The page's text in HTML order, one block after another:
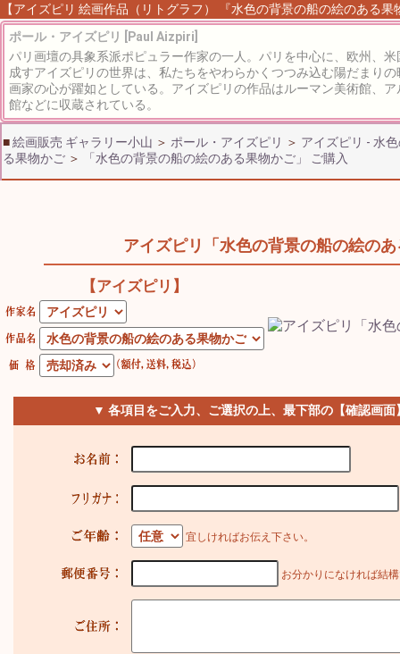
【アイズピリ 絵画作品（リトグラフ） 『水色の背景の船の絵のある
ポール・アイズピリ [Paul Aizpiri]
パリ画壇の具象系派ポピュラー作家の一人。パリを中心に、欧州、
成すアイズピリの世界は、私たちをやわらかくつつみ込む陽だまり
画家の心が躍如としている。アイズピリの作品はルーマン美術館、
館などに収蔵されている。
■絵画販売 ギャラリー小山 ＞ ポール・アイズピリ ＞ アイズピリ - 水
る果物かご ＞ 「水色の背景の船の絵のある果物かご」 ご購入
アイズピリ「水色の背景の船の絵の
【アイズピリ】
▼ 各項目をご入力、ご選択の上、最下部の【確認画
宜しければお伝え下さい。
お分かりになければ結